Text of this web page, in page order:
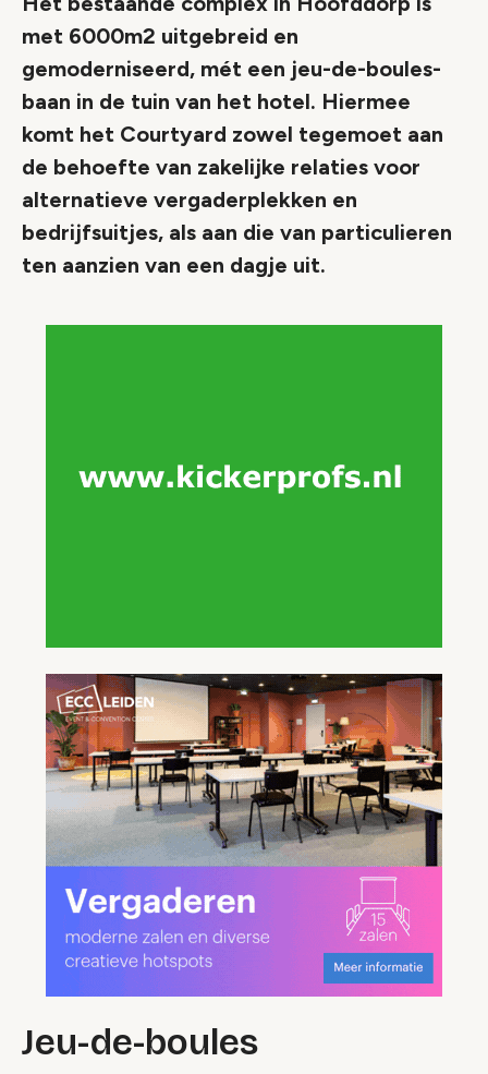
met 6000m2 uitgebreid en
gemoderniseerd, mét een jeu-de-boules-
baan in de tuin van het hotel. Hiermee
komt het Courtyard zowel tegemoet aan
de behoefte van zakelijke relaties voor
alternatieve vergaderplekken en
bedrijfsuitjes, als aan die van particulieren
ten aanzien van een dagje uit.
Jeu-de-boules